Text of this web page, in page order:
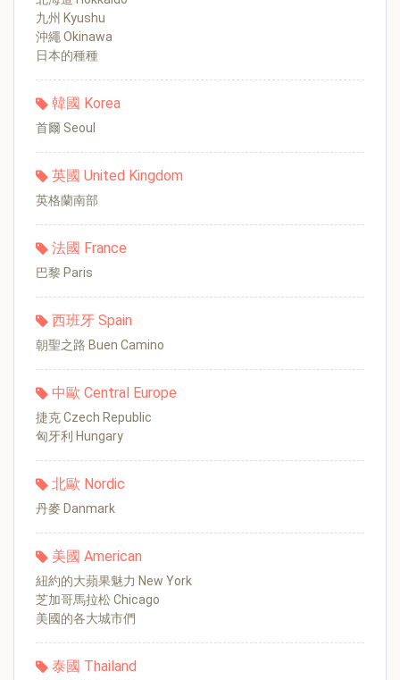
九州 Kyushu
沖繩 Okinawa
日本的種種
韓國 Korea
首爾 Seoul
英國 United Kingdom
英格蘭南部
法國 France
巴黎 Paris
西班牙 Spain
朝聖之路 Buen Camino
中歐 Central Europe
捷克 Czech Republic
匈牙利 Hungary
北歐 Nordic
丹麥 Danmark
美國 American
紐約的大蘋果魅力 New York
芝加哥馬拉松 Chicago
美國的各大城市們
泰國 Thailand